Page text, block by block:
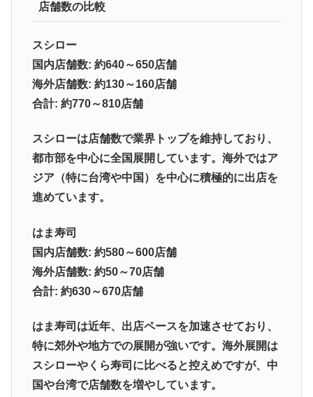
店舗数の比較
スシロー
国内店舗数: 約640～650店舗
海外店舗数: 約130～160店舗
合計: 約770～810店舗
スシローは店舗数で業界トップを維持しており、
都市部を中心に全国展開しています。海外ではア
ジア（特に台湾や中国）を中心に積極的に出店を
進めています。
はま寿司
国内店舗数: 約580～600店舗
海外店舗数: 約50～70店舗
合計: 約630～670店舗
はま寿司は近年、出店ペースを加速させており、
特に郊外や地方での展開が強いです。海外展開は
スシローやくら寿司に比べると控えめですが、中
国や台湾で店舗数を増やしています。